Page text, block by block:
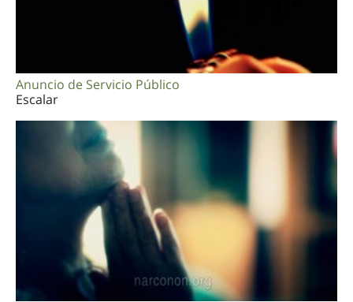
Anuncio de Servicio Público
Escalar